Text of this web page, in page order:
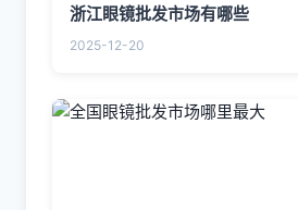
浙江眼镜批发市场有哪些
2025-12-20